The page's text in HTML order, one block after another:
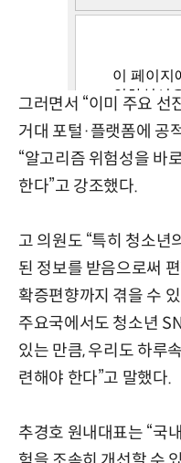
그러면서 “이미 주요 선
거대 포털·플랫폼에 공
“알고리즘 위험성을 바
한다”고 강조했다.
고 의원도 “특히 청소년
된 정보를 받음으로써
확증편향까지 겪을 수
주요국에서도 청소년
있는 만큼, 우리도 하루
련해야 한다”고 말했다.
추경호 원내대표는 “국